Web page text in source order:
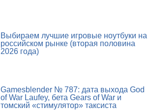
Выбираем лучшие игровые ноутбуки на
российском рынке (вторая половина
2026 года)
Gamesblender № 787: дата выхода God
of War Laufey, бета Gears of War и
томский «стимулятор» таксиста